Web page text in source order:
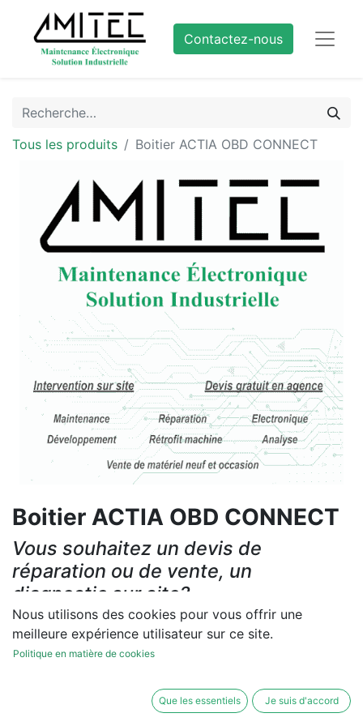
Contactez-nous
Tous les produits Boitier ACTIA OBD CONNECT
Boitier ACTIA OBD CONNECT
Vous souhaitez un devis de
réparation ou de vente, un
diagnostic sur site?
Contactez-nous
Les réparations et les ventes sont garanties
Nous utilisons des cookies pour vous offrir une
meilleure expérience utilisateur sur ce site.
Politique en matière de cookies
Que les essentiels Je suis d'accord